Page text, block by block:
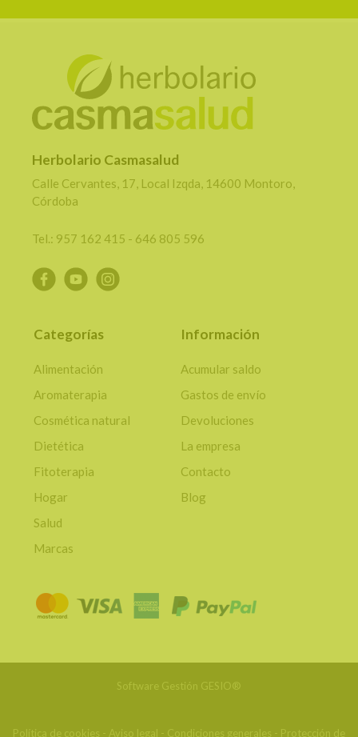
Herbolario Casmasalud
Calle Cervantes, 17, Local Izqda, 14600 Montoro,
Córdoba
Tel.: 957 162 415 - 646 805 596
Categorías
Alimentación
Aromaterapia
Cosmética natural
Dietética
Fitoterapia
Hogar
Salud
Marcas
Información
Acumular saldo
Gastos de envío
Devoluciones
La empresa
Contacto
Blog
Software Gestión GESIO®
Política de cookies - Aviso legal - Condiciones generales - Protección de